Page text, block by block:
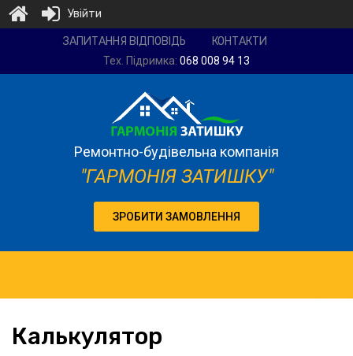
компанія
ЗАПИТАННЯ ВІДПОВІДЬ КОНТАКТИ
Тех. Підримка: 068 008 94 13
Ремонтно-будівельна компанія
"ГАРМОНІЯ ЗАТИШКУ"
ЗРОБИТИ ЗАМОВЛЕННЯ
Калькулятор
Увійти